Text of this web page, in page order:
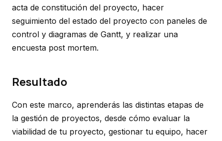
acta de constitución del proyecto, hacer
seguimiento del estado del proyecto con paneles de
control y diagramas de Gantt, y realizar una
encuesta post mortem.
Resultado
Con este marco, aprenderás las distintas etapas de
la gestión de proyectos, desde cómo evaluar la
viabilidad de tu proyecto, gestionar tu equipo, hacer